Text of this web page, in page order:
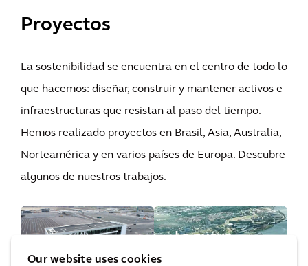
Our website uses cookies
Proyectos
La sostenibilidad se encuentra en el centro de todo lo
que hacemos: diseñar, construir y mantener activos e
infraestructuras que resistan al paso del tiempo.
Hemos realizado proyectos en Brasil, Asia, Australia,
Norteamérica y en varios países de Europa. Descubre
algunos de nuestros trabajos.
La nueva